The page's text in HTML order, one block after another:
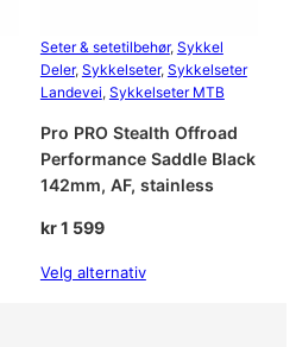
Seter & setetilbehør, Sykkel
Deler, Sykkelseter, Sykkelseter
Landevei, Sykkelseter MTB
Pro PRO Stealth Offroad
Performance Saddle Black
142mm, AF, stainless
kr1 599
Velg alternativ